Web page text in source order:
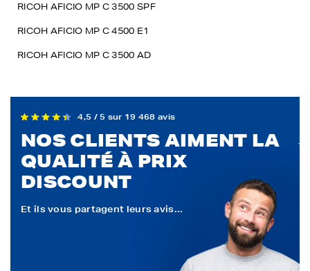
RICOH AFICIO MP C 3500 SPF
RICOH AFICIO MP C 4500 E1
RICOH AFICIO MP C 3500 AD
4,5 / 5 sur 19 468 avis
NOS CLIENTS AIMENT LA
QUALITÉ À PRIX
DISCOUNT
Et ils vous partagent leurs avis...